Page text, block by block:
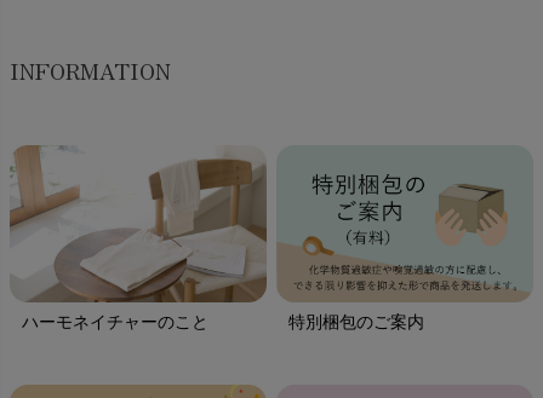
INFORMATION
ハーモネイチャーのこと 特別梱包のご案内